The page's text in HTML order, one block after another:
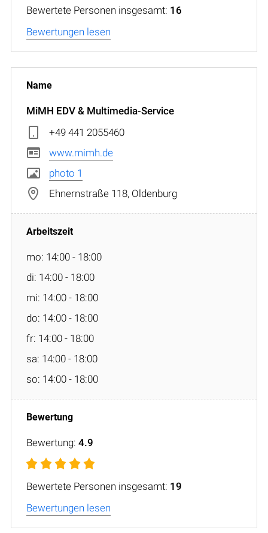
Bewertete Personen insgesamt: 16
Bewertungen lesen
MiMH EDV & Multimedia-Service
+49 441 2055460
www.mimh.de
photo 1
Ehnernstraße 118, Oldenburg
mo: 14:00 - 18:00
di: 14:00 - 18:00
mi: 14:00 - 18:00
do: 14:00 - 18:00
fr: 14:00 - 18:00
sa: 14:00 - 18:00
so: 14:00 - 18:00
Bewertung: 4.9
Bewertete Personen insgesamt: 19
Bewertungen lesen